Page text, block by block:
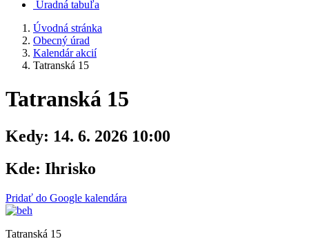
Úradná tabuľa
Úvodná stránka
Obecný úrad
Kalendár akcií
Tatranská 15
Tatranská 15
Kedy: 14. 6. 2026 10:00
Kde: Ihrisko
Pridať do Google kalendára
Tatranská 15